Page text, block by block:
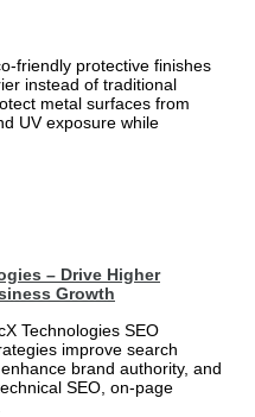
friendly protective finishes
instead of traditional
metal surfaces from
UV exposure while
– Drive Higher
Growth
Technologies SEO
improve search
brand authority, and
SEO, on-page